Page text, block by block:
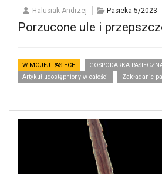
Halusiak Andrzej Pasieka 5/2023
Porzucone ule i
W MOJEJ PASIECE GOSPODARKA
Artykuł udostępniony w całości
Zakładanie